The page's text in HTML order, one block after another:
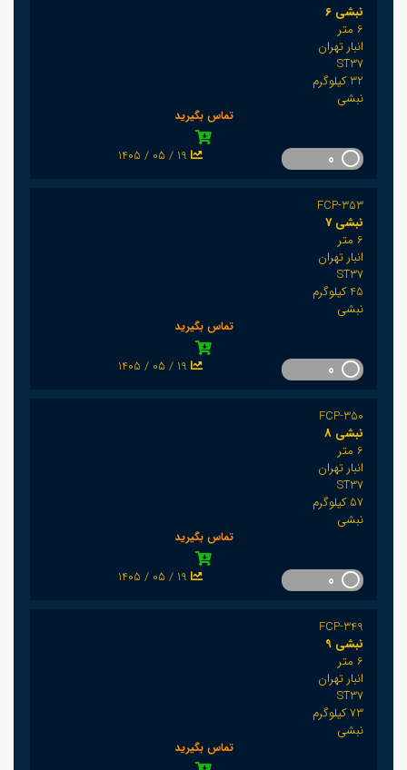
نبشی 6
6 متر
انبار تهران
ST37
32 کیلوگرم
نبشی
تماس بگیرید
1405 / 05 / 19
FCP-353
نبشی 7
6 متر
انبار تهران
ST37
45 کیلوگرم
نبشی
تماس بگیرید
1405 / 05 / 19
FCP-350
نبشی 8
6 متر
انبار تهران
ST37
57 کیلوگرم
نبشی
تماس بگیرید
1405 / 05 / 19
FCP-349
نبشی 9
6 متر
انبار تهران
ST37
73 کیلوگرم
نبشی
تماس بگیرید